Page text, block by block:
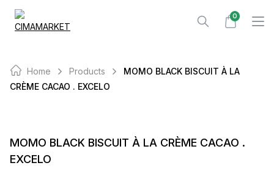
Skip
0
Home Products
MOMO BLACK BISCUIT À LA
CRÈME CACAO . EXCELO
MOMO BLACK BISCUIT À LA CRÈME CACAO .
EXCELO